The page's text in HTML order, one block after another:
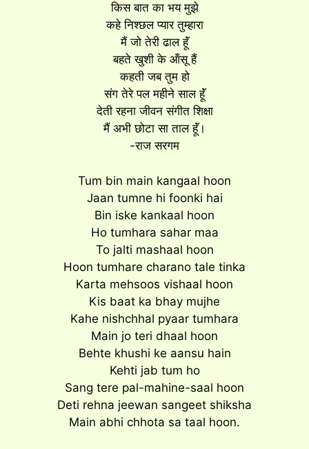
किस बात का भय मुझे
कहे निश्छल प्यार तुम्हारा
मैं जो तेरी ढाल हूॅं
बहते खुशी के ऑंसू हैं
कहती जब तुम हो
संग तेरे पल महीने साल हूॅं
देती रहना जीवन संगीत शिक्षा
मैं अभी छोटा सा ताल हूॅं।
-राज सरगम
Tum bin main kangaal hoon
Jaan tumne hi foonki hai
Bin iske kankaal hoon
Ho tumhara sahar maa
To jalti mashaal hoon
Hoon tumhare charano tale tinka
Karta mehsoos vishaal hoon
Kis baat ka bhay mujhe
Kahe nishchhal pyaar tumhara
Main jo teri dhaal hoon
Behte khushi ke aansu hain
Kehti jab tum ho
Sang tere pal-mahine-saal hoon
Deti rehna jeewan sangeet shiksha
Main abhi chhota sa taal hoon.